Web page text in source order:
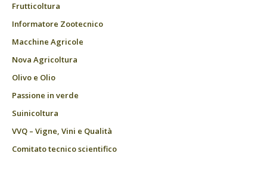
Frutticoltura
Informatore Zootecnico
Macchine Agricole
Nova Agricoltura
Olivo e Olio
Passione in verde
Suinicoltura
VVQ – Vigne, Vini e Qualità
Comitato tecnico scientifico